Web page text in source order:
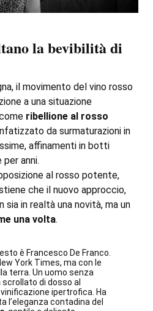
la bevibilità di
il movimento del vino rosso
a una situazione
ribellione al rosso
da surmaturazioni in
affinamenti in botti
anni.
al rosso potente,
che il nuovo approccio,
sia in realtà una novità, ma un
una volta.
è Francesco De Franco.
York Times, ma con le
terra. Un uomo senza
di dosso al
ipertrofica. Ha
l’eleganza contadina del